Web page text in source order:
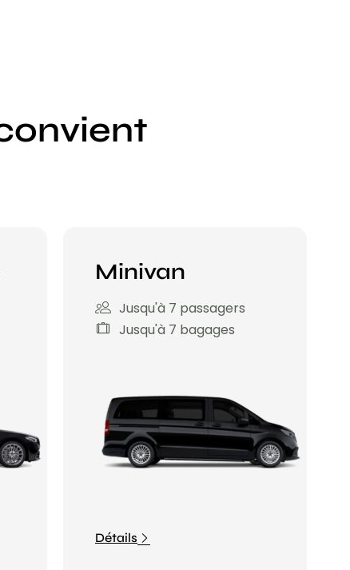
Minivan
Jusqu'à 7 passagers
Jusqu'à 7 bagages
Détails